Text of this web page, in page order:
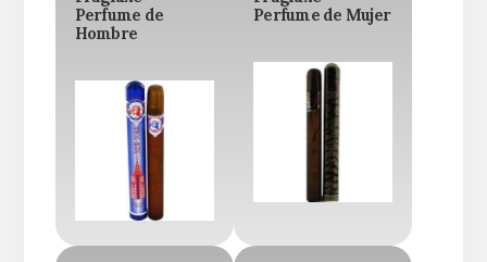
Perfume de
Hombre
Perfume de Mujer